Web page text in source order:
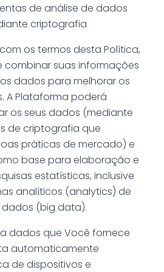
de análise de dados
criptografia
os termos desta Política,
suas informações
dados para melhorar os
A Plataforma poderá
os seus dados (mediante
de criptografia que
práticas de mercado) e
base para elaboração e
estatísticas, inclusive
analíticos (analytics) de
(big data).
dados que Você fornece
automaticamente
de dispositivos e